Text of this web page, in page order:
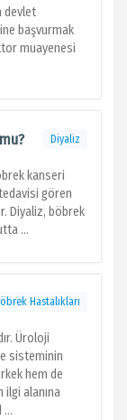
devlet
başvurmak
muayenesi
Diyaliz
kanseri
gören
Diyaliz, böbrek
...
Hastalıkları
Üroloji
sisteminin
hem de
ilgi alanına
...